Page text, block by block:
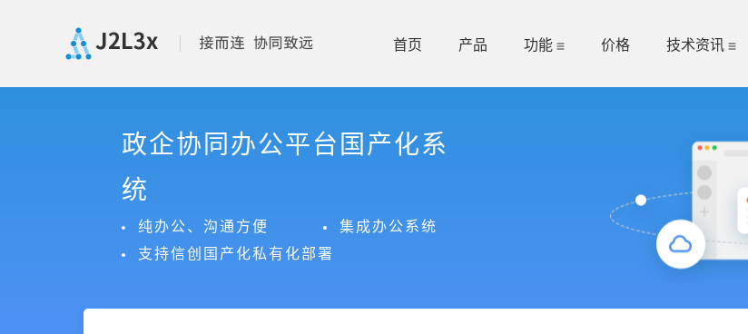
首页 产品 功能 价格 技术资讯
政企协同办公平台国产化系
统
纯办公、沟通方便
集成办公系统
支持信创国产化私有化部署